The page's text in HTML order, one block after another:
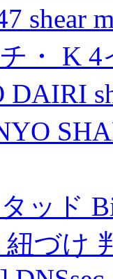
shear
・ K
ッド
づけ